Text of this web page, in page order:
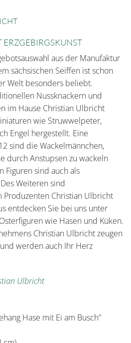
aus der Manufaktur
sächsischen Seiffen ist schon
Welt besonders beliebt.
Nussknackern und
im Hause Christian Ulbricht
wie Struwwelpeter,
Engel hergestellt. Eine
sind die Wackelmännchen,
durch Anstupsen zu wackeln
Figuren sind auch als
Weiteren sind
Christian Ulbricht
entdecken Sie bei uns unter
wie Hasen und Küken.
Christian Ulbricht zeugen
werden auch Ihr Herz
Ulbricht
Hase mit Ei am Busch"